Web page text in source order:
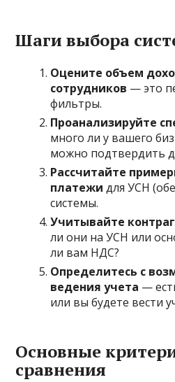
Шаги выбора
Оцените объем
сотрудников — это
фильтры.
Проанализируйте
много ли у вашего
можно подтвердить
Рассчитайте
платежи для УСН
системы.
Учитывайте
ли они на УСН или
ли вам НДС?
Определитесь с
ведения учета —
или вы будете вести
Основные
сравнения